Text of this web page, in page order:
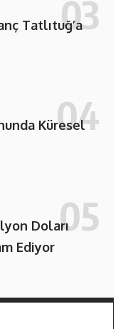
Tatlıtuğ’a
Küresel
Doları
Ediyor